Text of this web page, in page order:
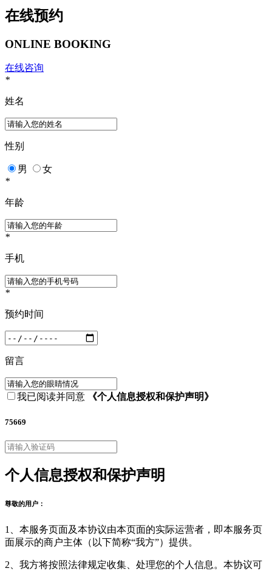
在线预约
ONLINE BOOKING
在线咨询
*
姓名
性别
男
女
*
年龄
*
手机
*
预约时间
留言
我已阅读并同意 《个人信息授权和保护声明》
75669
个人信息授权和保护声明
尊敬的用户：
1、本服务页面及本协议由本页面的实际运营者，即本服务页
面展示的商户主体（以下简称“我方”）提供。
2、我方将按照法律规定收集、处理您的个人信息。本协议可